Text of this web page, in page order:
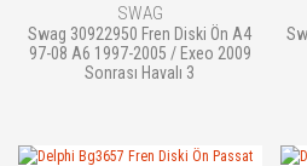
SWAG
Swag 30922950 Fren Diski Ön A4
97-08 A6 1997-2005 / Exeo 2009
Sonrası Havalı 3